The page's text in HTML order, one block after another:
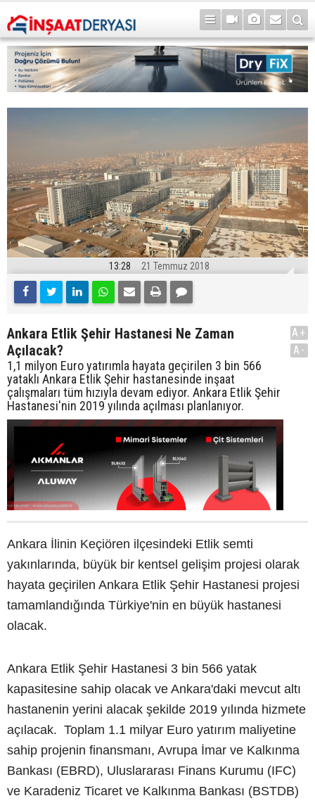
13:28 21 Temmuz 2018
Ankara Etlik Şehir Hastanesi Ne Zaman
Açılacak?
1,1 milyon Euro yatırımla hayata geçirilen 3 bin 566
yataklı Ankara Etlik Şehir hastanesinde inşaat
çalışmaları tüm hızıyla devam ediyor. Ankara Etlik Şehir
Hastanesi'nin 2019 yılında açılması planlanıyor.
A+
A-
Ankara İlinin Keçiören ilçesindeki Etlik semti
yakınlarında, büyük bir kentsel gelişim projesi olarak
hayata geçirilen Ankara Etlik Şehir Hastanesi projesi
tamamlandığında Türkiye'nin en büyük hastanesi
olacak.
Ankara Etlik Şehir Hastanesi 3 bin 566 yatak
kapasitesine sahip olacak ve Ankara'daki mevcut altı
hastanenin yerini alacak şekilde 2019 yılında hizmete
açılacak. Toplam 1.1 milyar Euro yatırım maliyetine
sahip projenin finansmanı, Avrupa İmar ve Kalkınma
Bankası (EBRD), Uluslararası Finans Kurumu (IFC)
ve Karadeniz Ticaret ve Kalkınma Bankası (BSTDB)